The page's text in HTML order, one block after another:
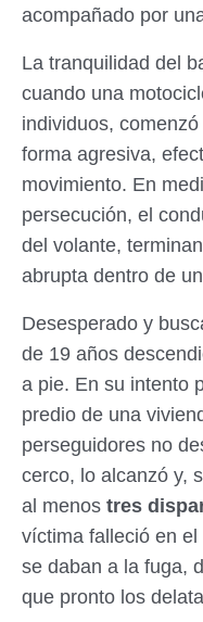
acompañado por
La tranquilidad del
cuando una
individuos,
forma agresiva,
movimiento. En
persecución, el
del volante,
abrupta dentro de
Desesperado y
de 19 años
a pie. En su intento
predio de una
perseguidores no
cerco, lo alcanzó y,
al menos tres
víctima falleció en
se daban a la fuga,
que pronto los